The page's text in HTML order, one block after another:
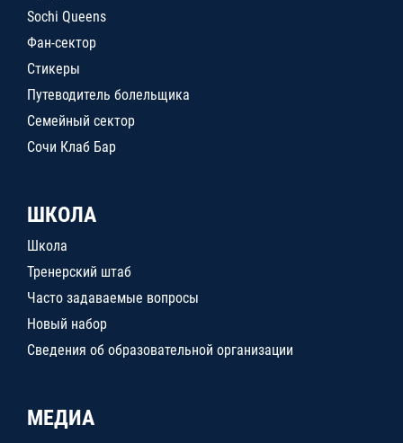
Sochi Queens
Фан-сектор
Стикеры
Путеводитель болельщика
Семейный сектор
Сочи Клаб Бар
ШКОЛА
Школа
Тренерский штаб
Часто задаваемые вопросы
Новый набор
Сведения об образовательной организации
МЕДИА